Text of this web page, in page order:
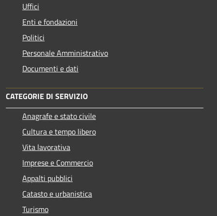
Uffici
Enti e fondazioni
Politici
Personale Amministrativo
Documenti e dati
CATEGORIE DI SERVIZIO
Anagrafe e stato civile
Cultura e tempo libero
Vita lavorativa
Imprese e Commercio
Appalti pubblici
Catasto e urbanistica
Turismo